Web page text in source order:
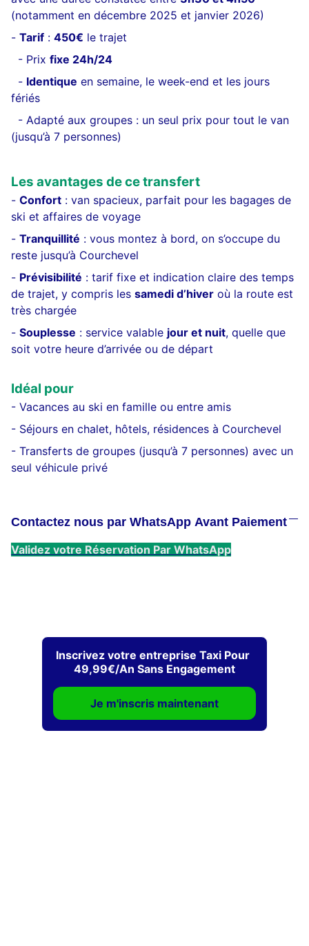
(notamment en décembre 2025 et janvier 2026)
- Tarif : 450€ le trajet
- Prix fixe 24h/24
- Identique en semaine, le week-end et les jours
fériés
- Adapté aux groupes : un seul prix pour tout le van
(jusqu’à 7 personnes)
Les avantages de ce transfert
- Confort : van spacieux, parfait pour les bagages de
ski et affaires de voyage
- Tranquillité : vous montez à bord, on s’occupe du
reste jusqu’à Courchevel
- Prévisibilité : tarif fixe et indication claire des temps
de trajet, y compris les samedi d’hiver où la route est
très chargée
- Souplesse : service valable jour et nuit, quelle que
soit votre heure d’arrivée ou de départ
Idéal pour
- Vacances au ski en famille ou entre amis
- Séjours en chalet, hôtels, résidences à Courchevel
- Transferts de groupes (jusqu’à 7 personnes) avec un
seul véhicule privé
Contactez nous par WhatsApp Avant Paiement
Validez votre Réservation Par WhatsApp
Inscrivez votre entreprise Taxi Pour
49,99€/An Sans Engagement
Je m'inscris maintenant